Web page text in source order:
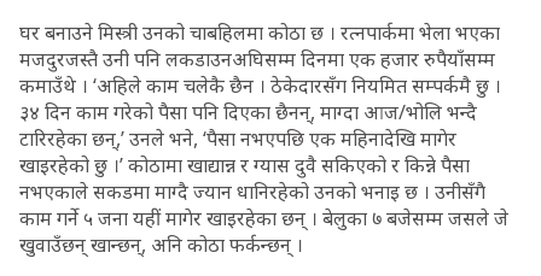
घर बनाउने मिस्त्री उनको चाबहिलमा कोठा छ । रत्नपार्कमा भेला भएका
मजदुरजस्तै उनी पनि लकडाउनअघिसम्म दिनमा एक हजार रुपैयाँसम्म
कमाउँथे । ‘अहिले काम चलेकै छैन । ठेकेदारसँग नियमित सम्पर्कमै छु ।
३४ दिन काम गरेको पैसा पनि दिएका छैनन्, माग्दा आज/भोलि भन्दै
टारिरहेका छन्,’ उनले भने, ‘पैसा नभएपछि एक महिनादेखि मागेर
खाइरहेको छु ।’ कोठामा खाद्यान्न र ग्यास दुवै सकिएको र किन्ने पैसा
नभएकाले सकडमा माग्दै ज्यान धानिरहेको उनको भनाइ छ । उनीसँगै
काम गर्ने ५ जना यहीं मागेर खाइरहेका छन् । बेलुका ७ बजेसम्म जसले जे
खुवाउँछन् खान्छन्, अनि कोठा फर्कन्छन् ।